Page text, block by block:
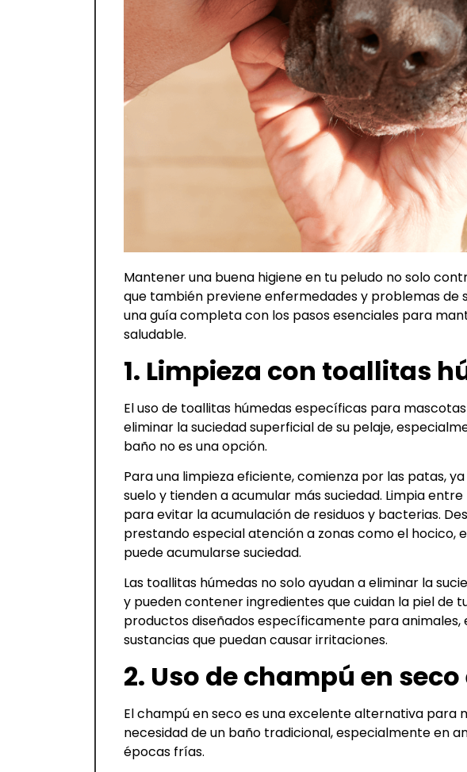
Mantener una buena higiene en tu peludo no solo
que también previene enfermedades y problemas de
una guía completa con los pasos esenciales para
saludable.
1. Limpieza con toallitas
El uso de toallitas húmedas específicas para
eliminar la suciedad superficial de su pelaje,
baño no es una opción.
Para una limpieza eficiente, comienza por las patas,
suelo y tienden a acumular más suciedad. Limpia
para evitar la acumulación de residuos y bacterias.
prestando especial atención a zonas como el hocico,
puede acumularse suciedad.
Las toallitas húmedas no solo ayudan a eliminar la
y pueden contener ingredientes que cuidan la piel de
productos diseñados específicamente para
sustancias que puedan causar irritaciones.
2. Uso de champú en
El champú en seco es una excelente alternativa para
necesidad de un baño tradicional, especialmente en
épocas frías.